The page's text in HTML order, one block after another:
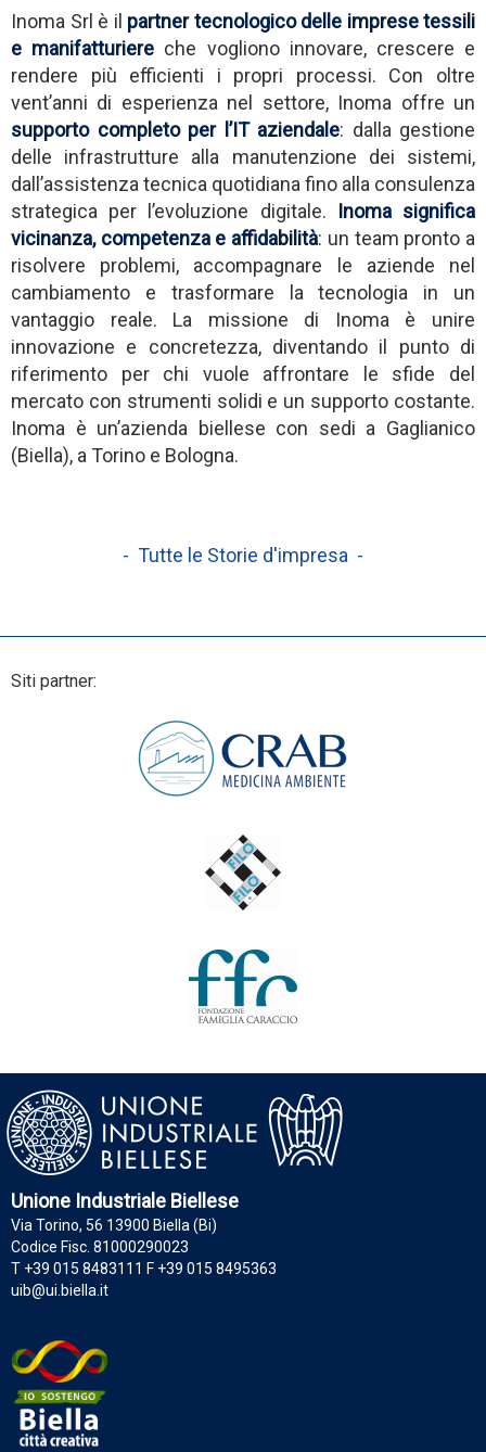
Inoma Srl è il partner tecnologico delle imprese tessili
e manifatturiere che vogliono innovare, crescere e
rendere più efficienti i propri processi. Con oltre
vent’anni di esperienza nel settore, Inoma offre un
supporto completo per l’IT aziendale: dalla gestione
delle infrastrutture alla manutenzione dei sistemi,
dall’assistenza tecnica quotidiana fino alla consulenza
strategica per l’evoluzione digitale. Inoma significa
vicinanza, competenza e affidabilità: un team pronto a
risolvere problemi, accompagnare le aziende nel
cambiamento e trasformare la tecnologia in un
vantaggio reale. La missione di Inoma è unire
innovazione e concretezza, diventando il punto di
riferimento per chi vuole affrontare le sfide del
mercato con strumenti solidi e un supporto costante.
Inoma è un’azienda biellese con sedi a Gaglianico
(Biella), a Torino e Bologna.
- Tutte le Storie d'impresa -
Siti partner:
Unione Industriale Biellese
Via Torino, 56 13900 Biella (Bi)
Codice Fisc. 81000290023
T +39 015 8483111 F +39 015 8495363
uib@ui.biella.it